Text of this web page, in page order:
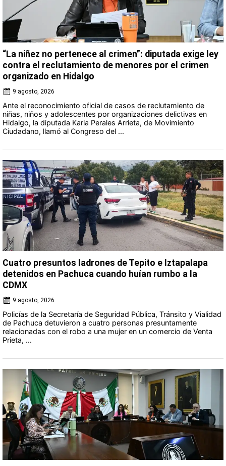
“La niñez no pertenece al crimen”: diputada exige ley
contra el reclutamiento de menores por el crimen
organizado en Hidalgo
9 agosto, 2026
Ante el reconocimiento oficial de casos de reclutamiento de
niñas, niños y adolescentes por organizaciones delictivas en
Hidalgo, la diputada Karla Perales Arrieta, de Movimiento
Ciudadano, llamó al Congreso del ...
Cuatro presuntos ladrones de Tepito e Iztapalapa
detenidos en Pachuca cuando huían rumbo a la
CDMX
9 agosto, 2026
Policías de la Secretaría de Seguridad Pública, Tránsito y Vialidad
de Pachuca detuvieron a cuatro personas presuntamente
relacionadas con el robo a una mujer en un comercio de Venta
Prieta, ...